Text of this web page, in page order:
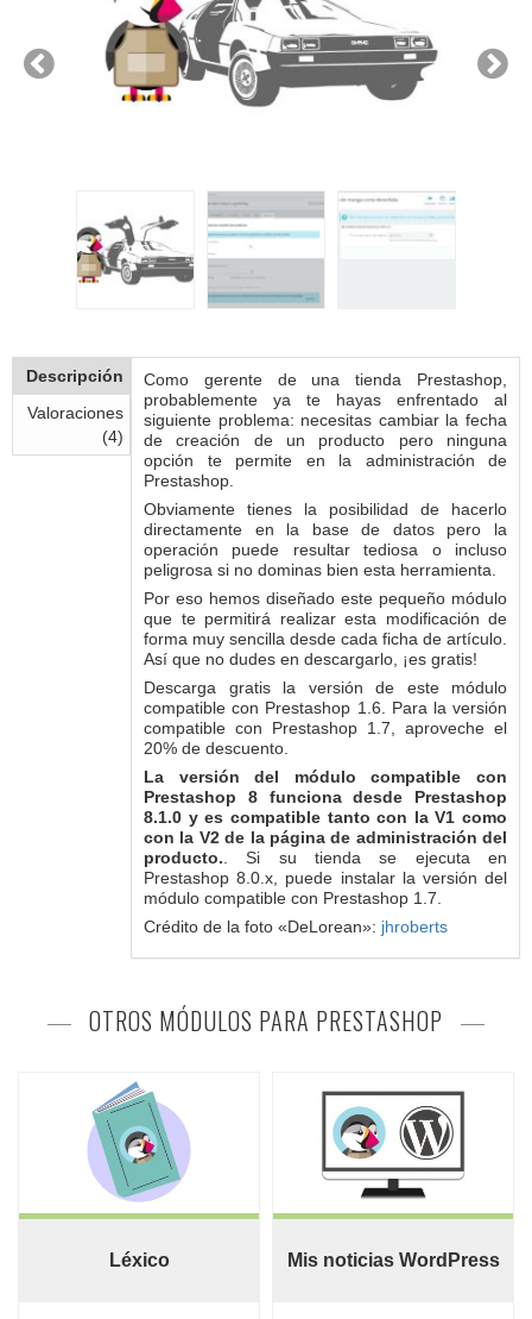
Descripción
Valoraciones
(4)
Como gerente de una tienda Prestashop,
probablemente ya te hayas enfrentado al
siguiente problema: necesitas cambiar la fecha
de creación de un producto pero ninguna
opción te permite en la administración de
Prestashop.
Obviamente tienes la posibilidad de hacerlo
directamente en la base de datos pero la
operación puede resultar tediosa o incluso
peligrosa si no dominas bien esta herramienta.
Por eso hemos diseñado este pequeño módulo
que te permitirá realizar esta modificación de
forma muy sencilla desde cada ficha de artículo.
Así que no dudes en descargarlo, ¡es gratis!
Descarga gratis la versión de este módulo
compatible con Prestashop 1.6. Para la versión
compatible con Prestashop 1.7, aproveche el
20% de descuento.
La versión del módulo compatible con
Prestashop 8 funciona desde Prestashop
8.1.0 y es compatible tanto con la V1 como
con la V2 de la página de administración del
producto. . Si su tienda se ejecuta en
Prestashop 8.0.x, puede instalar la versión del
módulo compatible con Prestashop 1.7.
Crédito de la foto «DeLorean»: jhroberts
OTROS MÓDULOS PARA PRESTASHOP
Léxico Mis noticias WordPress